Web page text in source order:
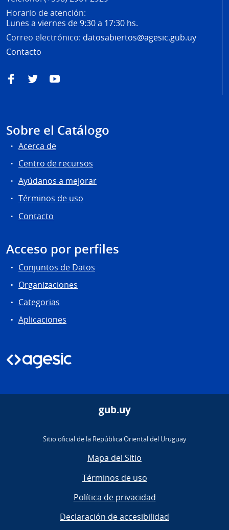
Horario de atención:
Lunes a viernes de 9:30 a 17:30 hs.
Correo electrónico: datosabiertos@agesic.gub.uy
Contacto
FacebookTwitterYouTube
Sobre el Catálogo
Acerca de
Centro de recursos
Ayúdanos a mejorar
Términos de uso
Contacto
Acceso por perfiles
Conjuntos de Datos
Organizaciones
Categorias
Aplicaciones
gub.uy
Sitio oficial de la República Oriental del Uruguay
Mapa del Sitio
Términos de uso
Política de privacidad
Declaración de accesibilidad